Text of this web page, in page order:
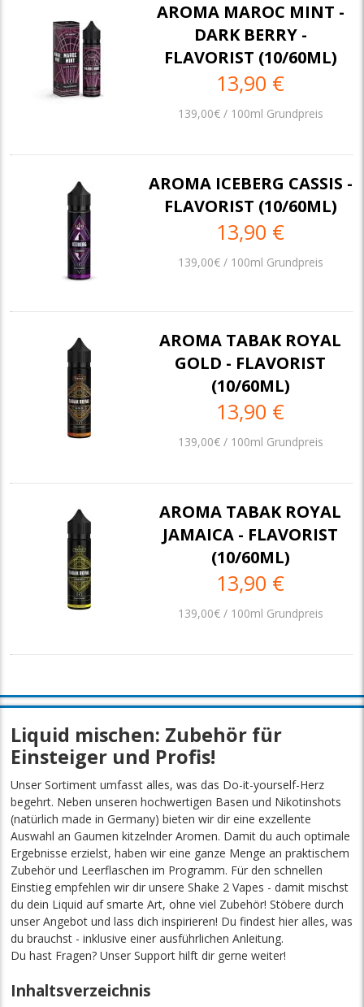
AROMA MAROC MINT -
DARK BERRY -
FLAVORIST (10/60ML)
13,90 €
139,00€ / 100ml Grundpreis
AROMA ICEBERG CASSIS -
FLAVORIST (10/60ML)
13,90 €
139,00€ / 100ml Grundpreis
AROMA TABAK ROYAL
GOLD - FLAVORIST
(10/60ML)
13,90 €
139,00€ / 100ml Grundpreis
AROMA TABAK ROYAL
JAMAICA - FLAVORIST
(10/60ML)
13,90 €
139,00€ / 100ml Grundpreis
Liquid mischen: Zubehör für
Einsteiger und Profis!
Unser Sortiment umfasst alles, was das Do-it-yourself-Herz
begehrt. Neben unseren hochwertigen Basen und Nikotinshots
(natürlich made in Germany) bieten wir dir eine exzellente
Auswahl an Gaumen kitzelnder Aromen. Damit du auch optimale
Ergebnisse erzielst, haben wir eine ganze Menge an praktischem
Zubehör und Leerflaschen im Programm. Für den schnellen
Einstieg empfehlen wir dir unsere Shake 2 Vapes - damit mischst
du dein Liquid auf smarte Art, ohne viel Zubehör! Stöbere durch
unser Angebot und lass dich inspirieren! Du findest hier alles, was
du brauchst - inklusive einer ausführlichen Anleitung.
Du hast Fragen? Unser Support hilft dir gerne weiter!
Inhaltsverzeichnis